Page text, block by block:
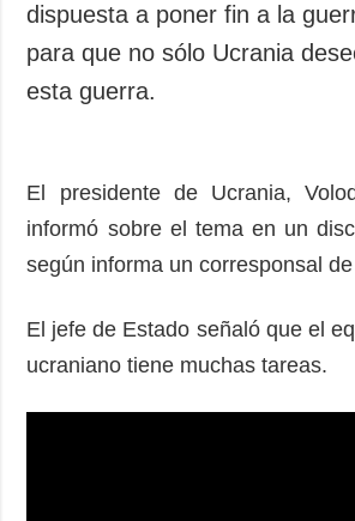
dispuesta a poner fin a la
para que no sólo Ucrania
esta guerra.
El presidente de Ucrania,
informó sobre el tema en un
según informa un corresponsal
El jefe de Estado señaló que el
ucraniano tiene muchas tareas.